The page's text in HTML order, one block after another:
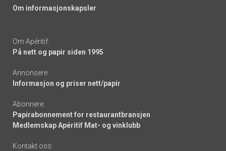
Om informasjonskapsler
Om Apéritif:
På nett og papir siden 1995
Annonsere:
Informasjon og priser nett/papir
Abonnere:
Papirabonnement for restaurantbransjen
Medlemskap Apéritif Mat- og vinklubb
Kontakt oss: